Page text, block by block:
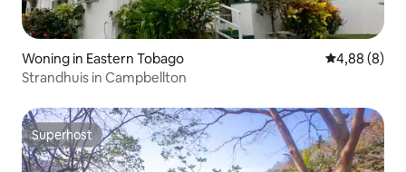
Woning in Eastern Tobago Gemiddelde
4,88 (8)
Strandhuis in Campbellton
Superhost
Superhost